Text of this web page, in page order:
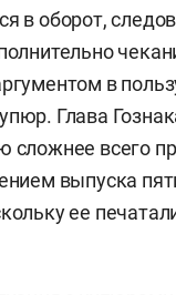
в оборот,
в
Глава
сложнее всего
выпуска
ее